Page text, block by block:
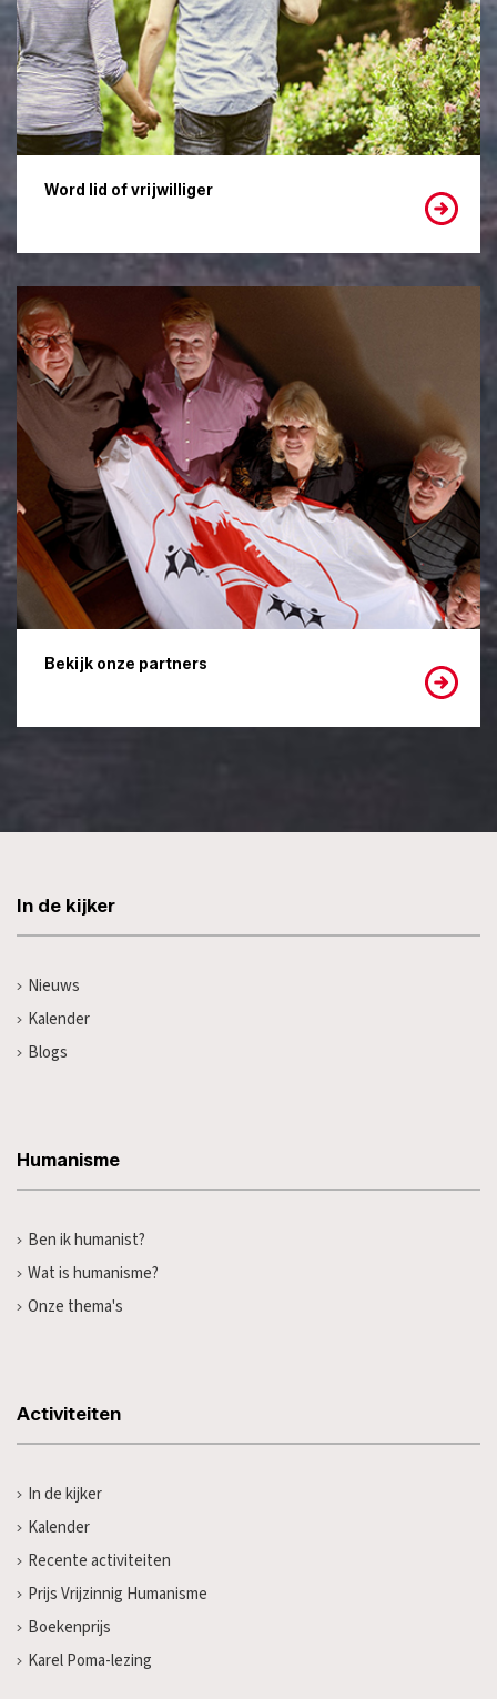
Word lid of vrijwilliger
Bekijk onze partners
In de kijker
Nieuws
Kalender
Blogs
Humanisme
Ben ik humanist?
Wat is humanisme?
Onze thema's
Activiteiten
In de kijker
Kalender
Recente activiteiten
Prijs Vrijzinnig Humanisme
Boekenprijs
Karel Poma-lezing